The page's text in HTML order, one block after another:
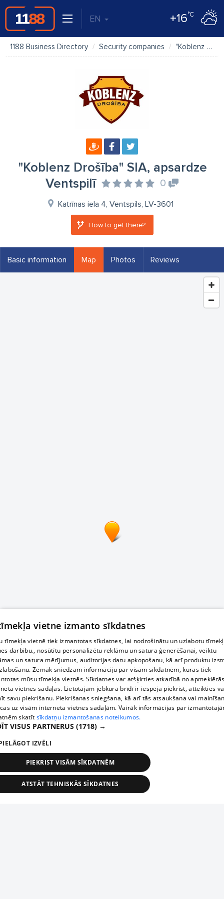
EN +16°C
1188 Business Directory Security companies "Koblenz Drošība" SIA, apsardze Ventspilī
"Koblenz Drošība" SIA, apsardze
Ventspilī
0
Katrīnas iela 4, Ventspils, LV-3601
How to get there?
Basic information Map Photos Reviews
vietne izmanto sīkdatnes
tīmekļa vietnē tiek izmantotas sīkdatnes, lai nodrošinātu un uzlabotu
darbību., nosūtītu personalizētu reklāmu un satura ģenerēšanai, veiktu
un satura mērījumus, auditorijas datu apkopošanu, kā arī produktu
Zemāk sniedzam informāciju par visām sīkdatnēm, kuras tiek
mūsu tīmekļa vietnēs. Sīkdatnes var atšķirties atkarībā no
vietnes sadaļas. Lietotājam jebkurā brīdī ir iespēja piekrist, atteikties
savu piekrišanu. Piekrišanas sniegšana, kā arī tās atsaukšana vai
uz visām interneta vietnes sadaļām. Vairāk informācijas par
skatīt sīkdatņu izmantošanas noteikumos.
VISUS PARTNERUS (1718) →
IZVĒLI
PIEKRIST VISĀM SĪKDATNĒM
ATSTĀT TEHNISKĀS SĪKDATNES